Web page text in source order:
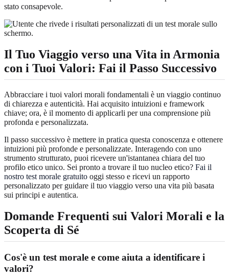
stato consapevole.
Il Tuo Viaggio verso una Vita in Armonia
con i Tuoi Valori: Fai il Passo Successivo
Abbracciare i tuoi valori morali fondamentali è un viaggio continuo
di chiarezza e autenticità. Hai acquisito intuizioni e framework
chiave; ora, è il momento di applicarli per una comprensione più
profonda e personalizzata.
Il passo successivo è mettere in pratica questa conoscenza e ottenere
intuizioni più profonde e personalizzate. Interagendo con uno
strumento strutturato, puoi ricevere un'istantanea chiara del tuo
profilo etico unico. Sei pronto a trovare il tuo nucleo etico? Fai il
nostro test morale gratuito oggi stesso e ricevi un rapporto
personalizzato per guidare il tuo viaggio verso una vita più basata
sui principi e autentica.
Domande Frequenti sui Valori Morali e la
Scoperta di Sé
Cos'è un test morale e come aiuta a identificare i
valori?